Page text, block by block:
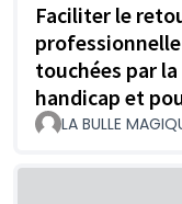
Faciliter le
touchées par
handicap et
LA BULLE